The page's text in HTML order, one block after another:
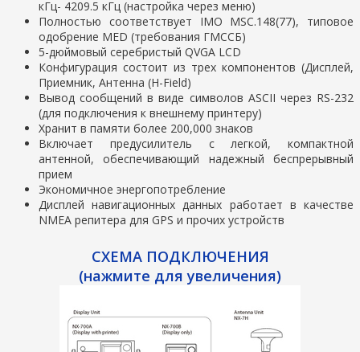
кГц- 4209.5 кГц (настройка через меню)
Полностью соответствует IMO MSC.148(77), типовое
одобрение MED (требования ГМССБ)
5-дюймовый серебристый QVGA LCD
Конфигурация состоит из трех компонентов (Дисплей,
Приемник, Антенна (H-Field)
Вывод сообщений в виде символов ASCII через RS-232
(для подключения к внешнему принтеру)
Хранит в памяти более 200,000 знаков
Включает предусилитель с легкой, компактной
антенной, обеспечивающий надежный беспрерывный
прием
Экономичное энергопотребление
Дисплей навигационных данных работает в качестве
NMEA репитера для GPS и прочих устройств
СХЕМА ПОДКЛЮЧЕНИЯ
(нажмите для увеличения)